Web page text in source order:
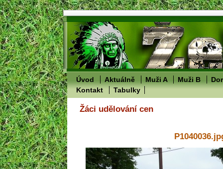
Úvod Aktuálně Muži A Muži B
Kontakt
Tabulky
Žáci udělování cen